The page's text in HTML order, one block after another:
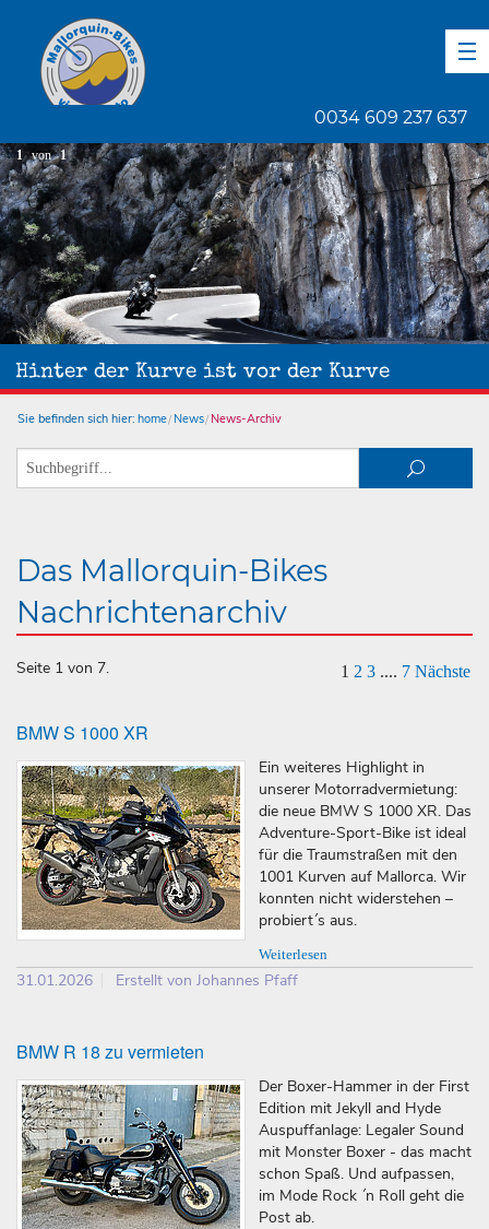
0034 609 237 637
Hinter der Kurve ist vor der Kurve
1 von 1
Sie befinden sich hier: home News News-Archiv
Das Mallorquin-Bikes
Nachrichtenarchiv
Seite 1 von 7. 1 2 3 .... 7 Nächste
BMW S 1000 XR
Ein weiteres Highlight in
unserer Motorradvermietung:
die neue BMW S 1000 XR. Das
Adventure-Sport-Bike ist ideal
für die Traumstraßen mit den
1001 Kurven auf Mallorca. Wir
konnten nicht widerstehen –
probiert´s aus.
Weiterlesen
31.01.2026 Erstellt von Johannes Pfaff
BMW R 18 zu vermieten
Der Boxer-Hammer in der First
Edition mit Jekyll and Hyde
Auspuffanlage: Legaler Sound
mit Monster Boxer - das macht
schon Spaß. Und aufpassen,
im Mode Rock ´n Roll geht die
Post ab.